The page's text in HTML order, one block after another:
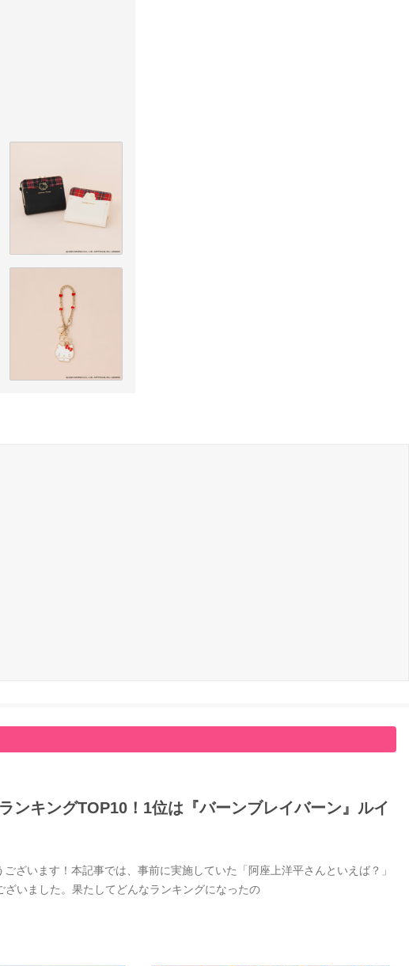
ンキングTOP10！1位は『バーンブレイバーン』ルイ
ざいます！本記事では、事前に実施していた「阿座上洋平さんといえば？」
いました。果たしてどんなランキングになったの